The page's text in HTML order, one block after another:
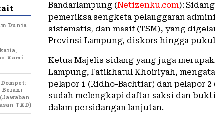
Bandarlampung (Netizenku.com): Sidang
pemeriksa sengketa pelanggaran
sistematis, dan masif (TSM), yang
Provinsi Lampung, diskors hingga pukul
Ketua Majelis sidang yang juga
Lampung, Fatikhatul Khoiriyah,
pelapor 1 (Ridho-Bachtiar) dan pelapor 2
sudah melengkapi daftar saksi dan
dalam persidangan lanjutan.
Dunia
Kami
Berani
TKD)